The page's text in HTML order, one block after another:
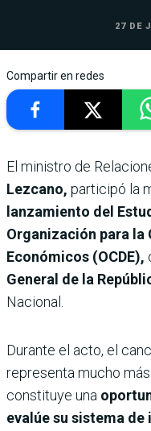
27 DE
Compartir en redes
El ministro de
Lezcano, participó la
lanzamiento del
Organización para la
Económicos (OCDE),
General de la
Nacional.
Durante el acto, el
representa mucho
constituye una
evalúe su sistema